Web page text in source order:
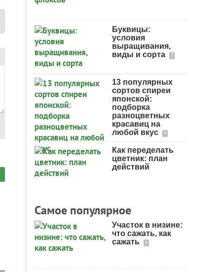
Буквицы:
условия
выращивания,
виды и сорта
7
13 популярных
сортов спиреи
японской:
подборка
разноцветных
красавиц на
любой вкус
9
Как переделать
цветник: план
действий
Самое популярное
Участок в низине:
что сажать, как
сажать
8